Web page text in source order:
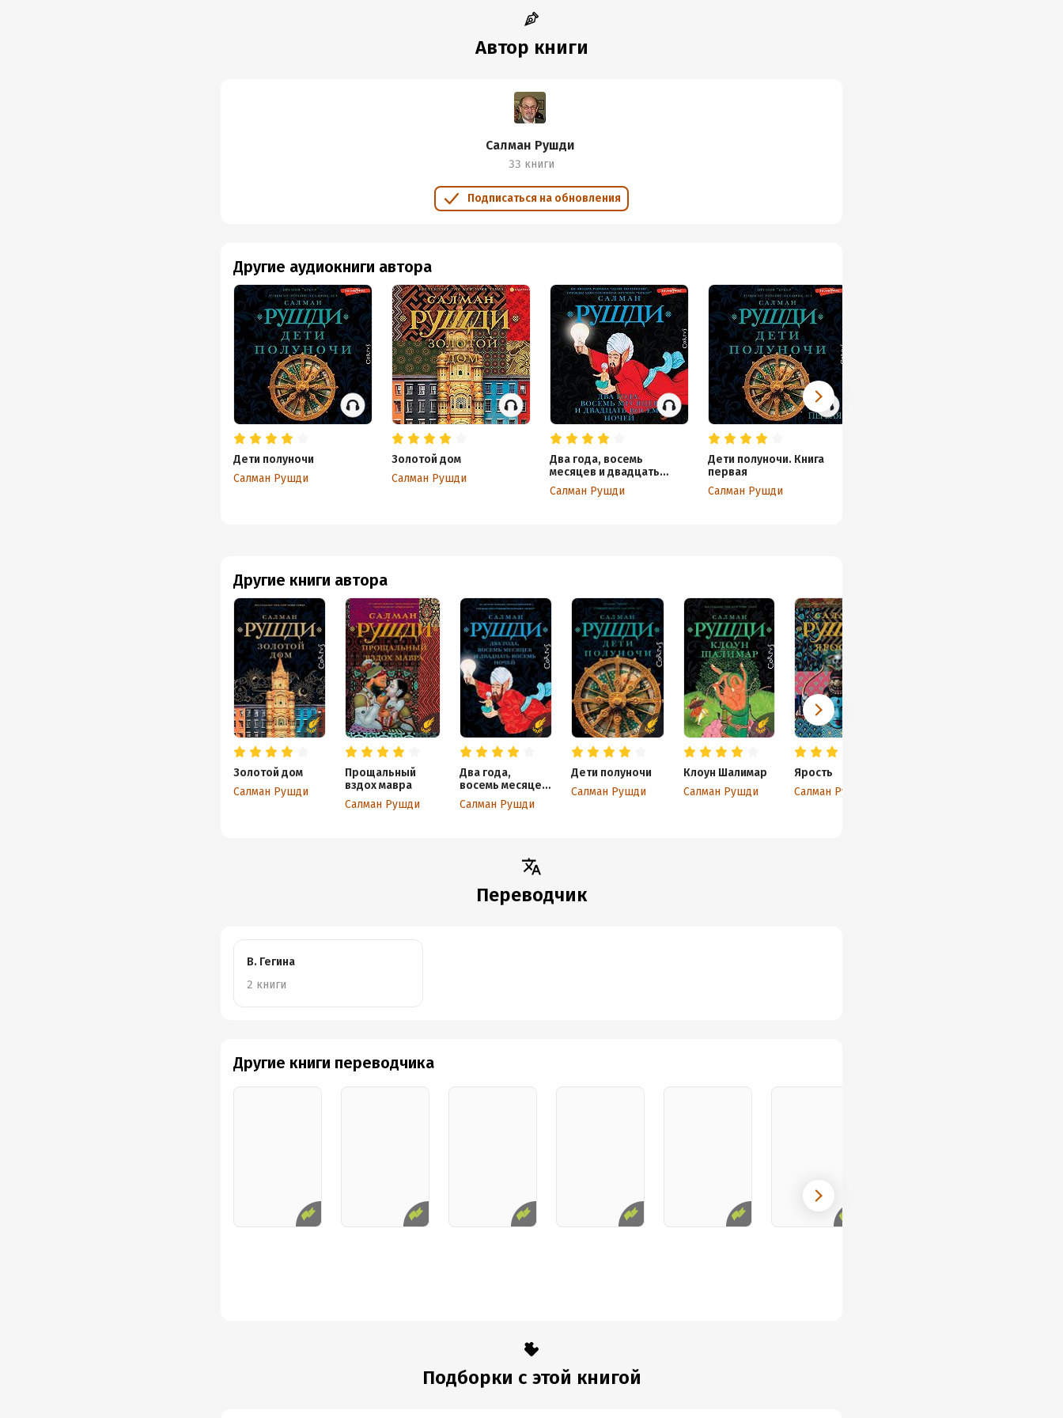
Автор книги
Салман Рушди
33 книги
Подписаться на обновления
Другие книги автора
Золотой дом
Салман Рушди
Прощальный
вздох мавра
Салман Рушди
Два года,
восемь месяцев
и двадцать
восемь ночей
Салман Рушди
Дети полуночи
Салман Рушди
Клоун Шалимар
Салман Рушди
Ярость
Салман Рушди
Другие аудиокниги автора
Дети полуночи
Салман Рушди
Золотой дом
Салман Рушди
Два года, восемь
месяцев и двадцать
восемь ночей
Салман Рушди
Дети полуночи. Книга
первая
Салман Рушди
Переводчик
В. Гегина
2 книги
Другие книги переводчика
Подборки с этой книгой